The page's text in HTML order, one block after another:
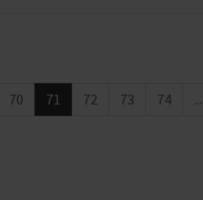
70 71 72 73 74 ...